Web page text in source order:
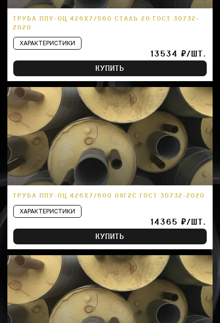
ТРУБА ППУ-ОЦ 426Х7/560 СТАЛЬ 20 ГОСТ 30732-
2020
ХАРАКТЕРИСТИКИ
13534 ₽/ШТ.
КУПИТЬ
ТРУБА ППУ-ОЦ 426Х7/600 09Г2С ГОСТ 30732-2020
ХАРАКТЕРИСТИКИ
14365 ₽/ШТ.
КУПИТЬ